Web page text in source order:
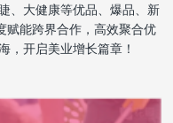
、大健康等优品、爆品、新
赋能跨界合作，高效聚合优
，开启美业增长篇章！